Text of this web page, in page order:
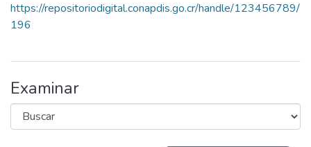
https://repositoriodigital.conapdis.go.cr/handle/123456789/
196
Examinar